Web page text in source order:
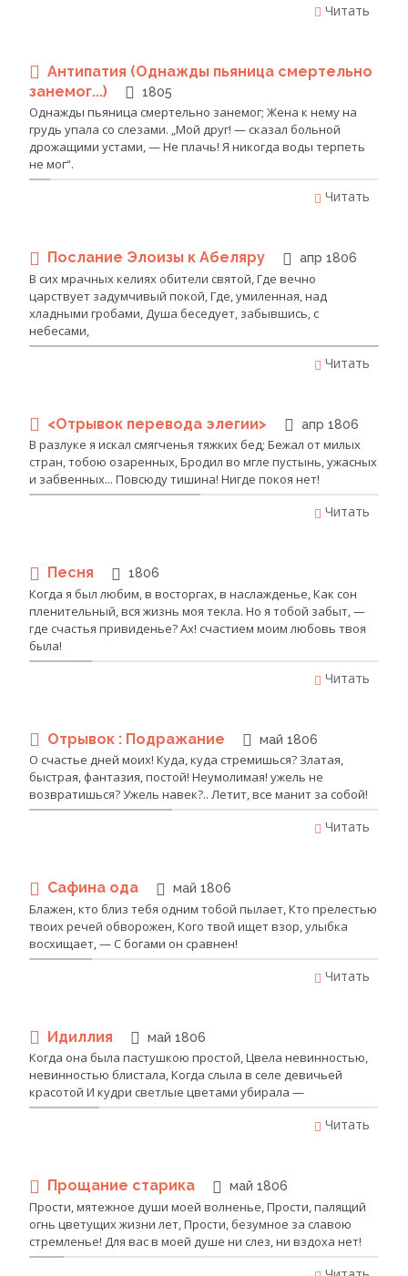
Читать
Антипатия (Однажды пьяница смертельно
занемог...)
1805
Однажды пьяница смертельно занемог; Жена к нему на
грудь упала со слезами. „Мой друг! — сказал больной
дрожащими устами, — Не плачь! Я никогда воды терпеть
не мог“.
Читать
Послание Элоизы к Абеляру апр 1806
В сих мрачных келиях обители святой, Где вечно
царствует задумчивый покой, Где, умиленная, над
хладными гробами, Душа беседует, забывшись, с
небесами,
Читать
<Отрывок перевода элегии> апр 1806
В разлуке я искал смягченья тяжких бед; Бежал от милых
стран, тобою озаренных, Бродил во мгле пустынь, ужасных
и забвенных... Повсюду тишина! Нигде покоя нет!
Читать
Песня 1806
Когда я был любим, в восторгах, в наслажденье, Как сон
пленительный, вся жизнь моя текла. Но я тобой забыт, —
где счастья привиденье? Ах! счастием моим любовь твоя
была!
Читать
Отрывок : Подражание май 1806
О счастье дней моих! Куда, куда стремишься? Златая,
быстрая, фантазия, постой! Неумолимая! ужель не
возвратишься? Ужель навек?.. Летит, все манит за собой!
Читать
Сафина ода май 1806
Блажен, кто близ тебя одним тобой пылает, Кто прелестью
твоих речей обворожен, Кого твой ищет взор, улыбка
восхищает, — С богами он сравнен!
Читать
Идиллия май 1806
Когда она была пастушкою простой, Цвела невинностью,
невинностью блистала, Когда слыла в селе девичьей
красотой И кудри светлые цветами убирала —
Читать
Прощание старика май 1806
Прости, мятежное души моей волненье, Прости, палящий
огнь цветущих жизни лет, Прости, безумное за славою
стремленье! Для вас в моей душе ни слез, ни вздоха нет!